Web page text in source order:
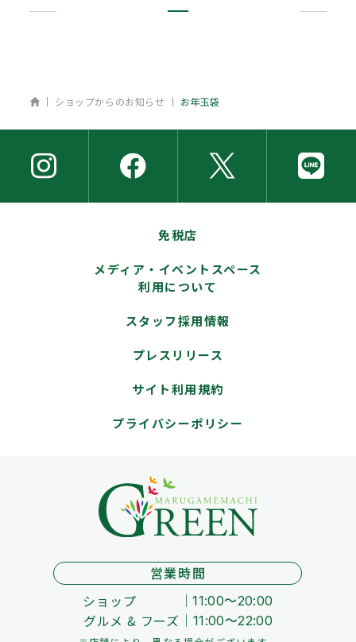
ホーム
ショップからのお知らせ お年玉袋
免税店
メディア・イベントスペース
利用について
スタッフ採用情報
プレスリリース
サイト利用規約
プライバシーポリシー
営業時間
ショップ
11:00～20:00
グルメ & フーズ 11:00～22:00